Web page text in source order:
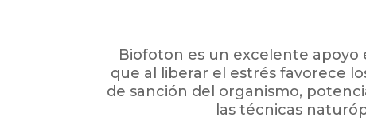
Biofoton es un excelente apoyo
que al liberar el estrés favorece
de sanción del organismo,
las técnicas